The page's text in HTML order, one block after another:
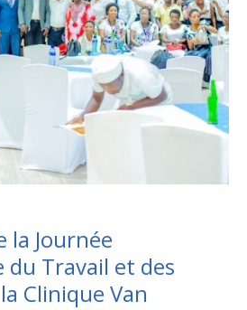
la Journée
Travail et des
Clinique Van